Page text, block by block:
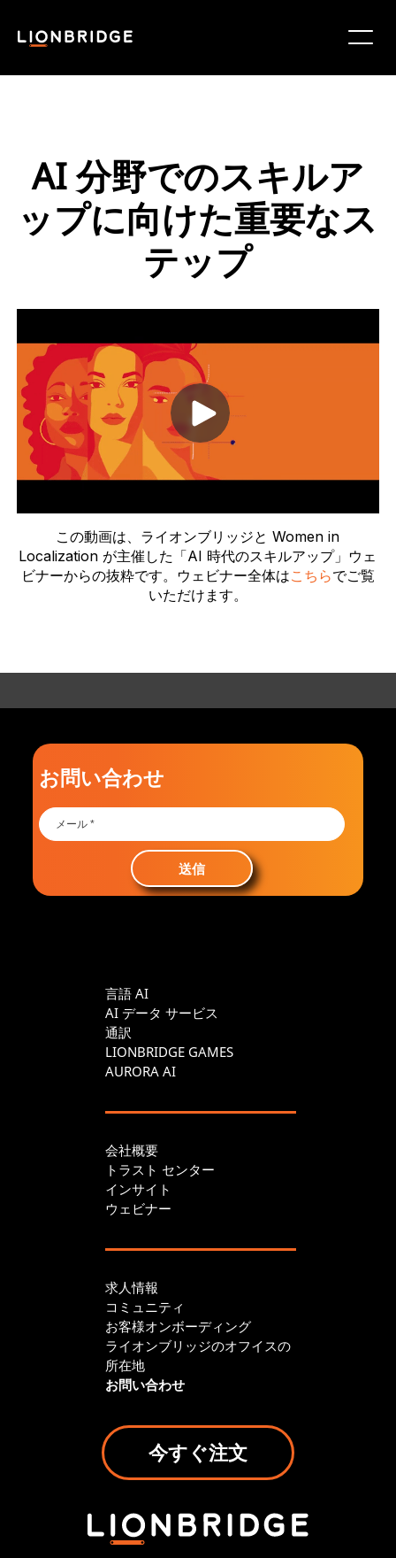
AI 分野でのスキルア
ップに向けた重要なス
テップ
この動画は、ライオンブリッジと Women in
Localization が主催した「AI 時代のスキルアップ」ウェ
ビナーからの抜粋です。ウェビナー全体はこちらでご覧
いただけます。
お問い合わせ
送信
言語 AI
AI データ サービス
通訳
LIONBRIDGE GAMES
AURORA AI
会社概要
トラスト センター
インサイト
ウェビナー
求人情報
コミュニティ
お客様オンボーディング
ライオンブリッジのオフイスの
所在地
お問い合わせ
今すぐ注文